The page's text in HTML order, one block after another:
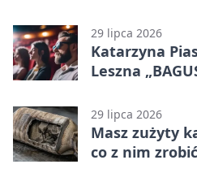
29 lipca 2026
Katarzyna
Leszna
29 lipca 2026
Masz zużyty
co z nim